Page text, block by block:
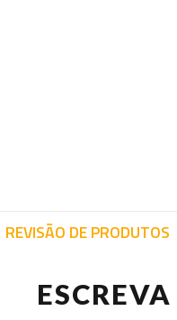
REVISÃO DE PRODUTOS